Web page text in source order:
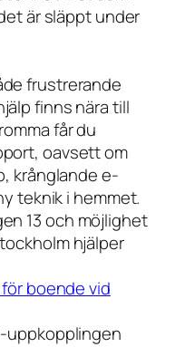
är släppt under
frustrerande
finns nära till
får du
oavsett om
krånglande e-
teknik i hemmet.
13 och möjlighet
hjälper
boende vid
uppkopplingen